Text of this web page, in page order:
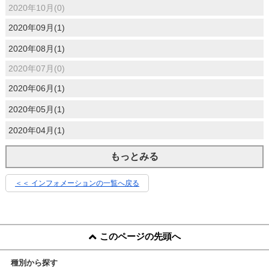
2020年10月(0)
2020年09月(1)
2020年08月(1)
2020年07月(0)
2020年06月(1)
2020年05月(1)
2020年04月(1)
もっとみる
＜＜ インフォメーションの一覧へ戻る
このページの先頭へ
種別から探す